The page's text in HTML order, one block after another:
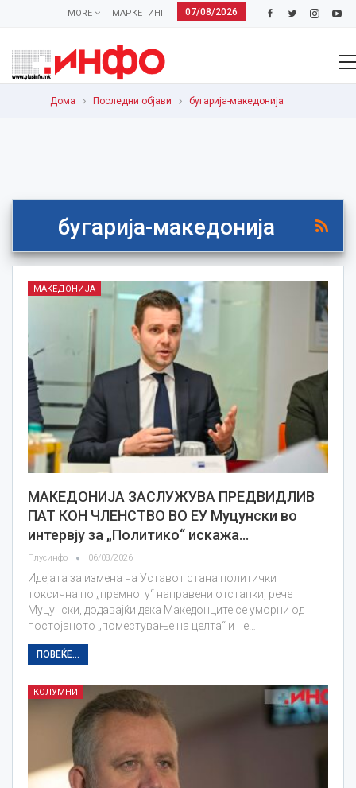
07/08/2026
МАРКЕТИНГ
MORE
Дома Последни објави бугарија-македонија
бугарија-македонија
МАКЕДОНИЈА
МАКЕДОНИЈА ЗАСЛУЖУВА ПРЕДВИДЛИВ
ПАТ КОН ЧЛЕНСТВО ВО ЕУ Муцунски во
интервју за „Политико“ искажа…
Плусинфо 06/08/2026
Идејата за измена на Уставот стана политички
токсична по „премногу“ направени отстапки, рече
Муцунски, додавајќи дека Македонците се уморни од
постојаното „поместување на целта“ и не…
ПОВЕЌЕ...
КОЛУМНИ